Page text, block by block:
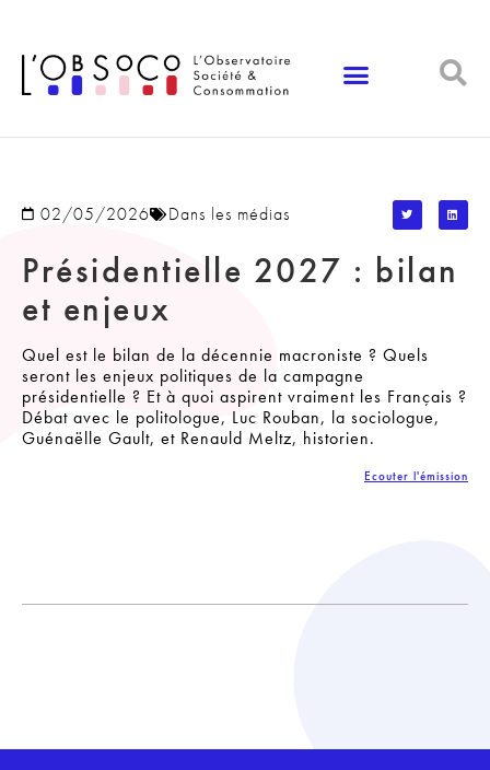
02/05/2026 Dans les médias
Présidentielle 2027 : bilan
et enjeux
Quel est le bilan de la décennie macroniste ? Quels
seront les enjeux politiques de la campagne
présidentielle ? Et à quoi aspirent vraiment les Français ?
Débat avec le politologue, Luc Rouban, la sociologue,
Guénaëlle Gault, et Renauld Meltz, historien.
Ecouter l'émission